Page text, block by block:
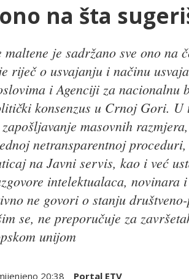
na šta
je sadržano sve ono na
riječ o usvajanju i načinu
i Agenciji za nacionalnu
konsenzus u Crnoj Gori. U
masovnih
netransparentnoj
na Javni servis, kao i već
intelektualaca, novinara
ne govori o stanju
se, ne preporučuje za
unijom
20:38 Portal ETV